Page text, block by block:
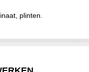
plinten.